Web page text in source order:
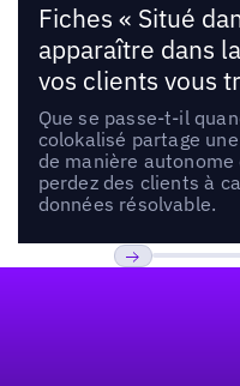
Fiches « Situé
apparaître dans
vos clients vous
Que se passe-t-il
colokalisé partage
de manière autonome
perdez des clients à
données résolvable.